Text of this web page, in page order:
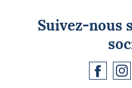
Suivez-nous